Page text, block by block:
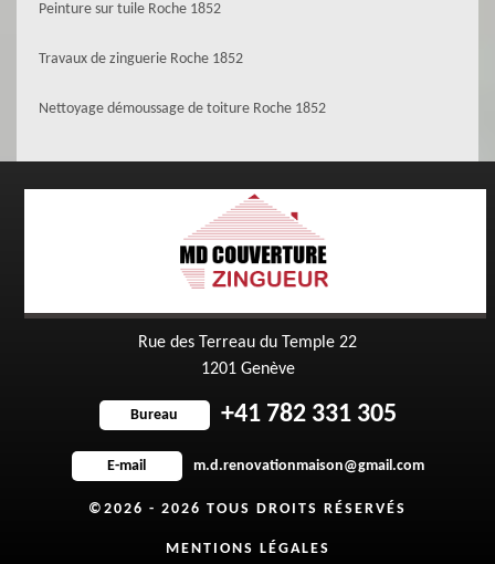
Peinture sur tuile Roche 1852
Travaux de zinguerie Roche 1852
Nettoyage démoussage de toiture Roche 1852
Rue des Terreau du Temple 22
1201 Genève
Bureau +41 782 331 305
E-mail m.d.renovationmaison@gmail.com
©2026 - 2026 TOUS DROITS RÉSERVÉS
MENTIONS LÉGALES